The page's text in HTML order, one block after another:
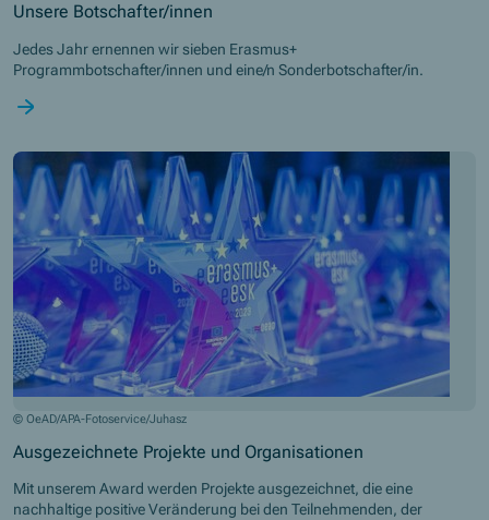
Unsere Botschafter/innen
Jedes Jahr ernennen wir sieben Erasmus+
Programmbotschafter/innen und eine/n Sonderbotschafter/in.
© OeAD/APA-Fotoservice/Juhasz
Ausgezeichnete Projekte und Organisationen
Mit unserem Award werden Projekte ausgezeichnet, die eine
nachhaltige positive Veränderung bei den Teilnehmenden, der